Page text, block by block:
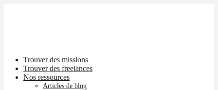
Trouver des missions
Trouver des freelances
Nos ressources
Articles de blog